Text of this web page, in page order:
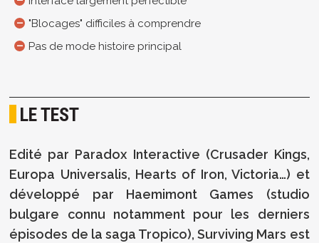
"Blocages" difficiles à comprendre
Pas de mode histoire principal
LE TEST
Edité par Paradox Interactive (Crusader Kings,
Europa Universalis, Hearts of Iron, Victoria…) et
développé par Haemimont Games (studio
bulgare connu notamment pour les derniers
épisodes de la saga Tropico), Surviving Mars est